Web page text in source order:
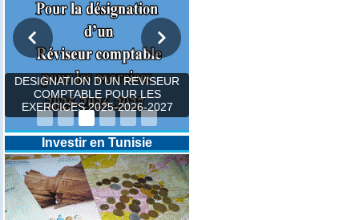
DESIGNATION D’UN REVISEUR
COMPTABLE POUR LES
EXERCICES 2025-2026-2027
Investir en Tunisie